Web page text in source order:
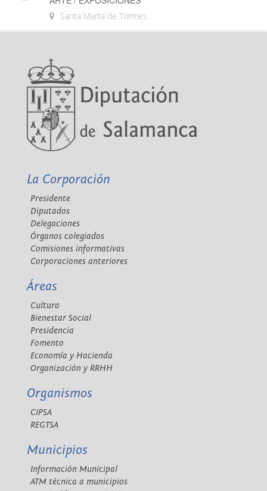
Santa Marta de Tormes
La Corporación
Presidente
Diputados
Delegaciones
Órganos colegiados
Comisiones informativas
Corporaciones anteriores
Áreas
Cultura
Bienestar Social
Presidencia
Fomento
Economía y Hacienda
Organización y RRHH
Organismos
CIPSA
REGTSA
Municipios
Información Municipal
ATM técnica a municipios